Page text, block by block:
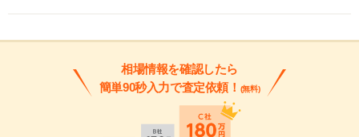
相場情報を確認したら
簡単90秒入力で査定依頼！ (無料)